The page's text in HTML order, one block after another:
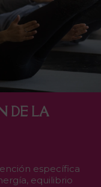
DE LA
específica
equilibrio